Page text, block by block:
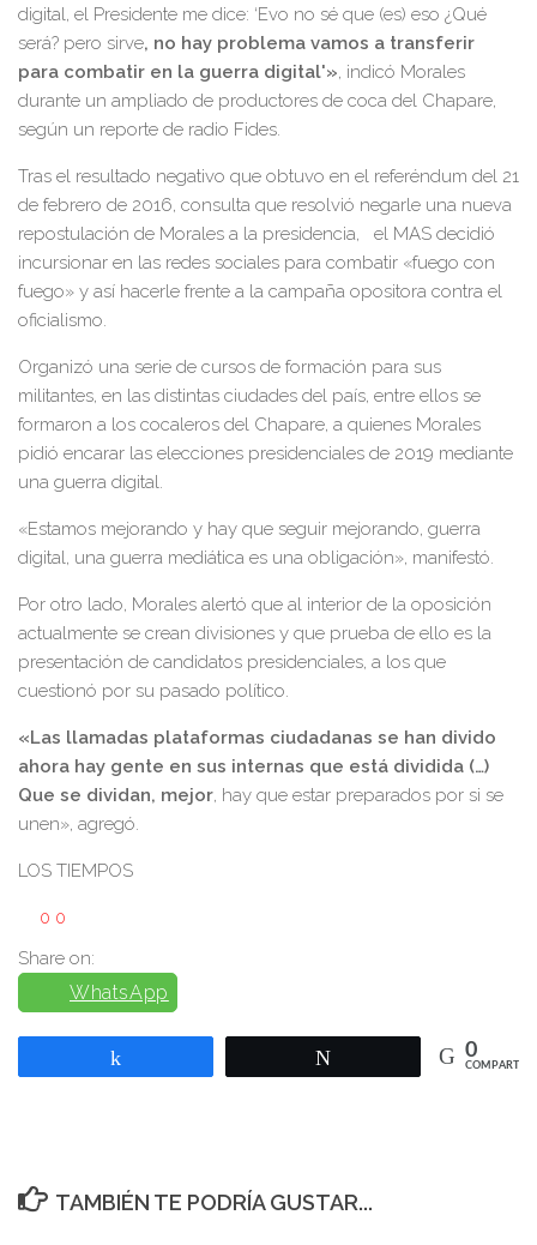
digital, el Presidente me dice: ‘Evo no sé que (es) eso ¿Qué
será? pero sirve, no hay problema vamos a transferir
para combatir en la guerra digital'», indicó Morales
durante un ampliado de productores de coca del Chapare,
según un reporte de radio Fides.
Tras el resultado negativo que obtuvo en el referéndum del 21
de febrero de 2016, consulta que resolvió negarle una nueva
repostulación de Morales a la presidencia, el MAS decidió
incursionar en las redes sociales para combatir «fuego con
fuego» y así hacerle frente a la campaña opositora contra el
oficialismo.
Organizó una serie de cursos de formación para sus
militantes, en las distintas ciudades del país, entre ellos se
formaron a los cocaleros del Chapare, a quienes Morales
pidió encarar las elecciones presidenciales de 2019 mediante
una guerra digital.
«Estamos mejorando y hay que seguir mejorando, guerra
digital, una guerra mediática es una obligación», manifestó.
Por otro lado, Morales alertó que al interior de la oposición
actualmente se crean divisiones y que prueba de ello es la
presentación de candidatos presidenciales, a los que
cuestionó por su pasado político.
«Las llamadas plataformas ciudadanas se han divido
ahora hay gente en sus internas que está dividida (…)
Que se dividan, mejor, hay que estar preparados por si se
unen», agregó.
LOS TIEMPOS
0 0
Share on:
WhatsApp
0
COMPARTIR
TAMBIÉN TE PODRÍA GUSTAR...